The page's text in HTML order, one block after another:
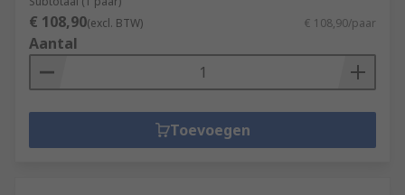
€ 108,90(excl. BTW) € 108,90/paar
Aantal
Toevoegen